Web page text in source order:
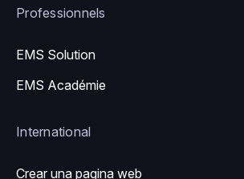
Professionnels
EMS Solution
EMS Académie
International
Crear una pagina web